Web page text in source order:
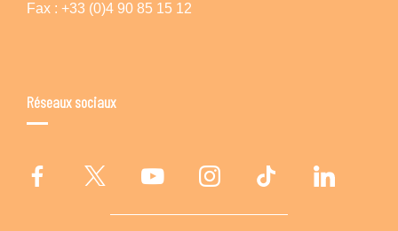
Fax : +33 (0)4 90 85 15 12
Réseaux sociaux